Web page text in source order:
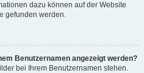
dazu können auf der Website
gefunden werden.
Benutzernamen angezeigt werden?
bei Ihrem Benutzernamen stehen.